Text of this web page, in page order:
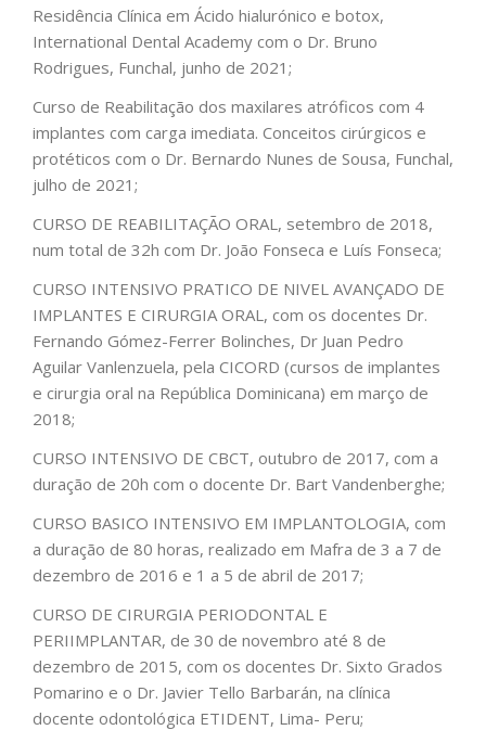
Residência Clínica em Ácido hialurónico e botox,
International Dental Academy com o Dr. Bruno
Rodrigues, Funchal, junho de 2021;
Curso de Reabilitação dos maxilares atróficos com 4
implantes com carga imediata. Conceitos cirúrgicos e
protéticos com o Dr. Bernardo Nunes de Sousa, Funchal,
julho de 2021;
CURSO DE REABILITAÇÃO ORAL, setembro de 2018,
num total de 32h com Dr. João Fonseca e Luís Fonseca;
CURSO INTENSIVO PRATICO DE NIVEL AVANÇADO DE
IMPLANTES E CIRURGIA ORAL, com os docentes Dr.
Fernando Gómez-Ferrer Bolinches, Dr Juan Pedro
Aguilar Vanlenzuela, pela CICORD (cursos de implantes
e cirurgia oral na República Dominicana) em março de
2018;
CURSO INTENSIVO DE CBCT, outubro de 2017, com a
duração de 20h com o docente Dr. Bart Vandenberghe;
CURSO BASICO INTENSIVO EM IMPLANTOLOGIA, com
a duração de 80 horas, realizado em Mafra de 3 a 7 de
dezembro de 2016 e 1 a 5 de abril de 2017;
CURSO DE CIRURGIA PERIODONTAL E
PERIIMPLANTAR, de 30 de novembro até 8 de
dezembro de 2015, com os docentes Dr. Sixto Grados
Pomarino e o Dr. Javier Tello Barbarán, na clínica
docente odontológica ETIDENT, Lima- Peru;